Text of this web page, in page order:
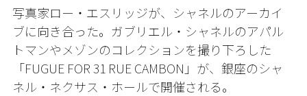
写真家ロー・エスリッジが、シャネルのアーカイ
ブに向き合った。ガブリエル・シャネルのアパル
トマンやメゾンのコレクションを撮り下ろした
「FUGUE FOR 31 RUE CAMBON」が、銀座のシャ
ネル・ネクサス・ホールで開催される。